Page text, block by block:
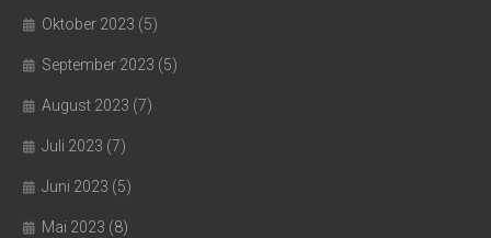
Oktober 2023 (5)
September 2023 (5)
August 2023 (7)
Juli 2023 (7)
Juni 2023 (5)
Mai 2023 (8)